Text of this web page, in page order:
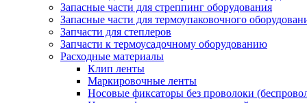
Запасные части для стреппинг оборудования
Запасные части для термоупаковочного
Запчасти для степлеров
Запчасти к термоусадочному оборудованию
Расходные материалы
Клип ленты
Маркировочные ленты
Носовые фиксаторы без проволоки